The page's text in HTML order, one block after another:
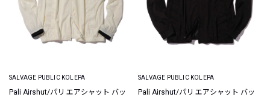
SALVAGE PUBLIC KOLEPA
Pali Airshut/パリ エアシャット バッ
SALVAGE PUBLIC KOLEPA
Pali Airshut/パリ エアシャット バッ